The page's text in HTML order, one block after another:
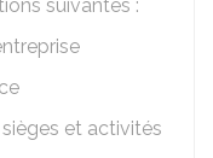
suivantes :
et activités